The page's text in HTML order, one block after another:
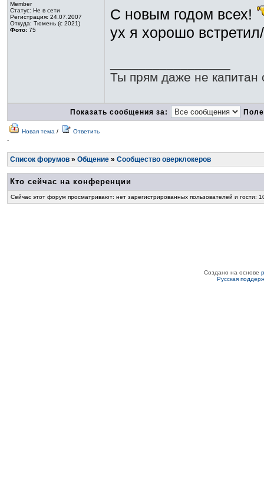
Member
Статус: Не в сети
Регистрация: 24.07.2007
Откуда: Тюмень (с 2021)
Фото: 75
С новым годом всех!
ух я хорошо
Ты прям даже не капитан
Показать сообщения за:
Новая тема /
Ответить
-
Список форумов » Общение » Сообщество оверклокеров
Кто сейчас на конференции
Сейчас этот форум просматривают: нет зарегистрированных пользователей и гости:
Создано на основе
Русская